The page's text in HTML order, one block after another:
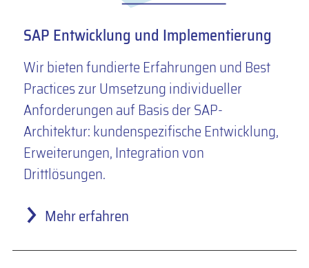
SAP Entwicklung und Implementierung
Wir bieten fundierte Erfahrungen und Best
Practices zur Umsetzung individueller
Anforderungen auf Basis der SAP-
Architektur: kundenspezifische Entwicklung,
Erweiterungen, Integration von
Drittlösungen.
Mehr erfahren